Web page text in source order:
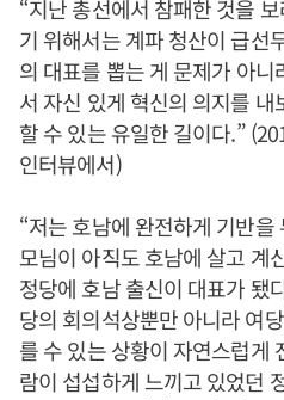
“지난 총선에서 참패한 것을
기 위해서는 계파 청산이 급선
의 대표를 뽑는 게 문제가 아
서 자신 있게 혁신의 의지를
할 수 있는 유일한 길이다.”
인터뷰에서)
“저는 호남에 완전하게 기반
모님이 아직도 호남에 살고 계
정당에 호남 출신이 대표가 됐
당의 회의석상뿐만 아니라 여
를 수 있는 상황이 자연스럽게
람이 섭섭하게 느끼고 있었던